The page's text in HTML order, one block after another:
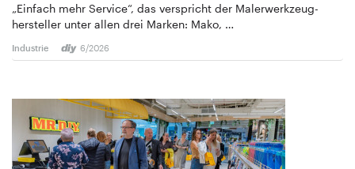
„Einfach mehr Service“, das verspricht der Malerwerkzeug­
hersteller unter allen drei Marken: Mako, …
Industrie 6/2026